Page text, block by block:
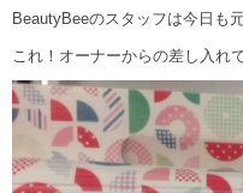
BeautyBeeのスタッフは今日も
これ！オーナーからの差し入れ